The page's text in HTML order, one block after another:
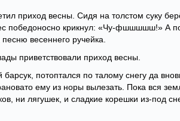
приход весны. Сидя на толстом суку
победоносно крикнул: «Чу-фшшшшш!» А
весеннего ручейка.
приветствовали приход весны.
потоптался по талому снегу да
ему из норы вылезать. Пока вся
ни лягушек, и сладкие корешки из-под